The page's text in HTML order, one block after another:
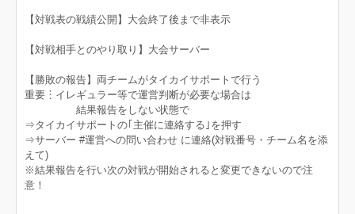
【対戦表の戦績公開】大会終了後まで非表示
【対戦相手とのやり取り】大会サーバー
【勝敗の報告】両チームがタイカイサポートで行う
重要︙イレギュラー等で運営判断が必要な場合は
結果報告をしない状態で
⇒タイカイサポートの｢主催に連絡する｣を押す
⇒サーバー #運営への問い合わせ に連絡(対戦番号・チーム名を添
えて)
※結果報告を行い次の対戦が開始されると変更できないので注
意！